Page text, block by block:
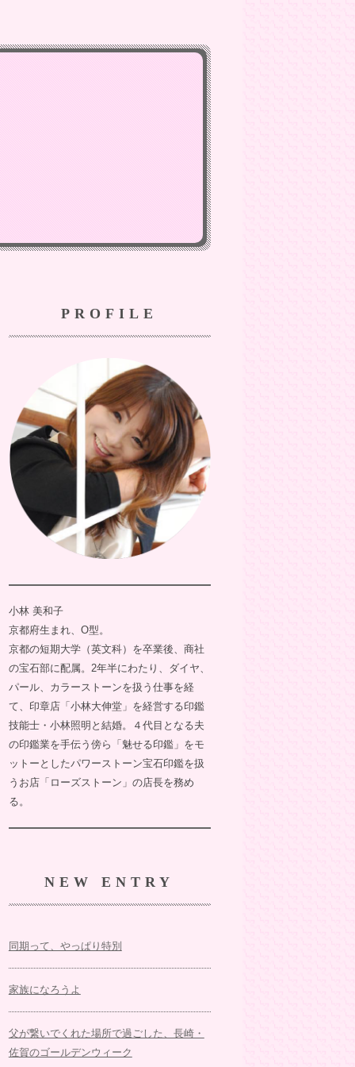
PROFILE
小林 美和子
京都府生まれ、O型。
京都の短期大学（英文科）を卒業後、商社
の宝石部に配属。2年半にわたり、ダイヤ、
パール、カラーストーンを扱う仕事を経
て、印章店「小林大伸堂」を経営する印鑑
技能士・小林照明と結婚。４代目となる夫
の印鑑業を手伝う傍ら「魅せる印鑑」をモ
ットーとしたパワーストーン宝石印鑑を扱
うお店「ローズストーン」の店長を務め
る。
NEW ENTRY
同期って、やっぱり特別
家族になろうよ
父が繋いでくれた場所で過ごした、長崎・
佐賀のゴールデンウィーク